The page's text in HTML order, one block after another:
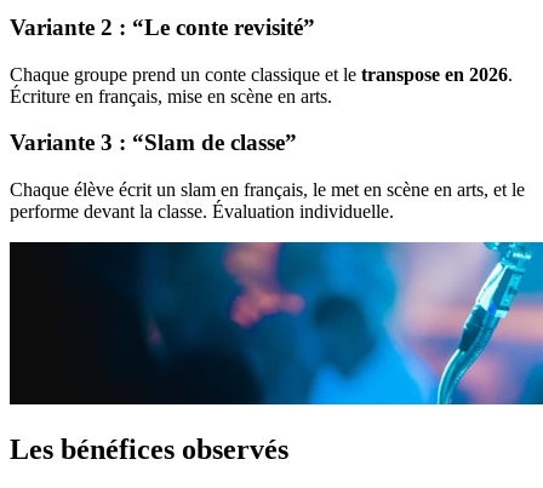
Variante 2 : “Le conte revisité”
Chaque groupe prend un conte classique et le transpose en 2026.
Écriture en français, mise en scène en arts.
Variante 3 : “Slam de classe”
Chaque élève écrit un slam en français, le met en scène en arts, et le
performe devant la classe. Évaluation individuelle.
Les bénéfices observés